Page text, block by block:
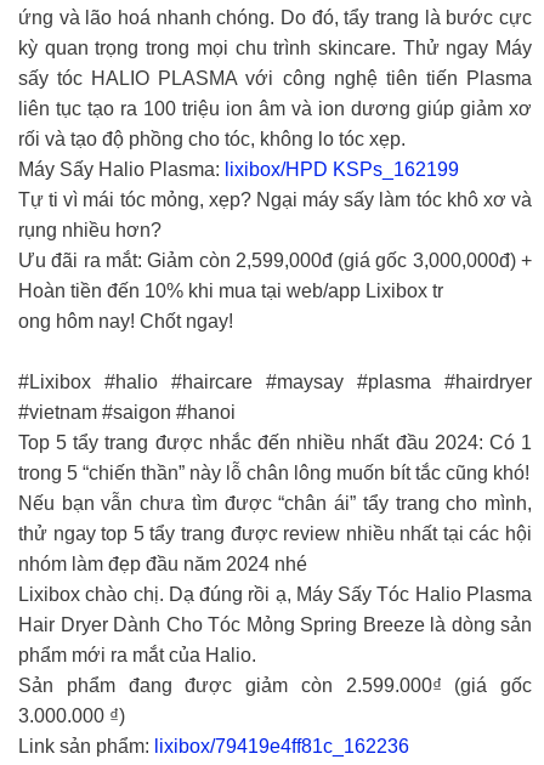
ứng và lão hoá nhanh chóng. Do đó, tẩy trang là bước cực
kỳ quan trọng trong mọi chu trình skincare. Thử ngay Máy
sấy tóc HALIO PLASMA với công nghệ tiên tiến Plasma
liên tục tạo ra 100 triệu ion âm và ion dương giúp giảm xơ
rối và tạo độ phồng cho tóc, không lo tóc xẹp.
Máy Sấy Halio Plasma: lixibox/HPD KSPs_162199
Tự ti vì mái tóc mỏng, xẹp? Ngại máy sấy làm tóc khô xơ và
rụng nhiều hơn?
Ưu đãi ra mắt: Giảm còn 2,599,000đ (giá gốc 3,000,000đ) +
Hoàn tiền đến 10% khi mua tại web/app Lixibox tr
ong hôm nay! Chốt ngay!
#Lixibox #halio #haircare #maysay #plasma #hairdryer
#vietnam #saigon #hanoi
Top 5 tẩy trang được nhắc đến nhiều nhất đầu 2024: Có 1
trong 5 “chiến thần” này lỗ chân lông muốn bít tắc cũng khó!
Nếu bạn vẫn chưa tìm được “chân ái” tẩy trang cho mình,
thử ngay top 5 tẩy trang được review nhiều nhất tại các hội
nhóm làm đẹp đầu năm 2024 nhé
Lixibox chào chị. Dạ đúng rồi ạ, Máy Sấy Tóc Halio Plasma
Hair Dryer Dành Cho Tóc Mỏng Spring Breeze là dòng sản
phẩm mới ra mắt của Halio.
Sản phẩm đang được giảm còn 2.599.000₫ (giá gốc
3.000.000 ₫)
Link sản phẩm: lixibox/79419e4ff81c_162236